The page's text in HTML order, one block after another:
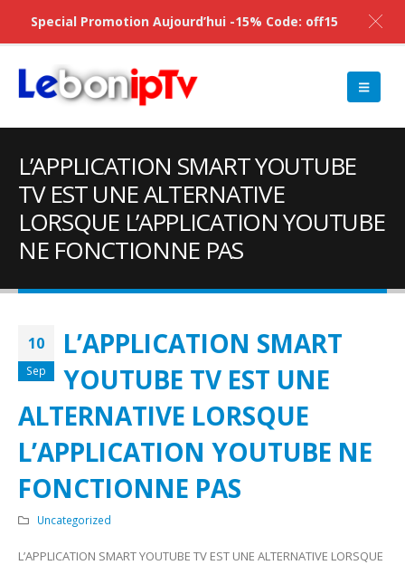
L’APPLICATION SMART YOUTUBE
TV EST UNE ALTERNATIVE
LORSQUE L’APPLICATION YOUTUBE
NE FONCTIONNE PAS
10
Sep
L’APPLICATION SMART
YOUTUBE TV EST UNE
ALTERNATIVE LORSQUE
L’APPLICATION YOUTUBE NE
FONCTIONNE PAS
Uncategorized
L’APPLICATION SMART YOUTUBE TV EST UNE ALTERNATIVE LORSQUE
Special Promotion Aujourd’hui -15% Code: off15